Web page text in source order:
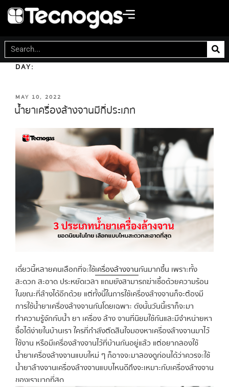
DAY:
MAY 10, 2022
น้ำยาเครื่องล้างจานมีกี่ประเภท
เดี๋ยวนี้หลายคนเลือกที่จะใช้เครื่องล้างจานกันมากขึ้น เพราะทั้ง
สะดวก สะอาด ประหยัดเวลา แถมยังสามารถฆ่าเชื้อด้วยความร้อน
ในขณะที่ล้างได้อีกด้วย แต่ทั้งนี้ในการใช้เครื่องล้างจานก็จะต้องมี
การใช้น้ำยาเครื่องล้างจานกันโดยเฉพาะ ดังนั้นวันนี้เราก็จะมา
ทำความรู้จักกับน้ำ ยา เครื่อง ล้าง จานที่นิยมใช้กันและมีจำหน่ายหา
ซื้อได้ง่ายในบ้านเรา ใครที่กำลังตัดสินใจมองหาเครื่องล้างจานมาไว้
ใช้งาน หรือมีเครื่องล้างจานไว้ที่บ้านกันอยู่แล้ว แต่อยากลองใช้
น้ำยาเครื่องล้างจานแบบใหม่ ๆ ก็อาจจะมาลองดูก่อนได้ว่าควรจะใช้
น้ำยาล้างจานเครื่องล้างจานแบบไหนดีถึงจะเหมาะกับเครื่องล้างจาน
ของเรามากที่สุด